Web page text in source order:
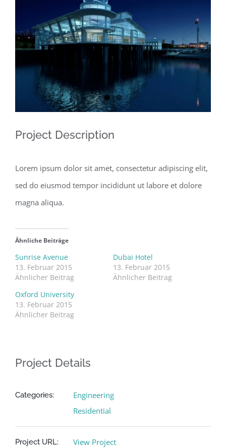
Project Description
Lorem ipsum dolor sit amet, consectetur adipiscing elit,
sed do eiusmod tempor incididunt ut labore et dolore
magna aliqua.
Ähnliche Beiträge
Sunrise Avenue
13. Februar 2015
Ähnlicher Beitrag
Dubai Hotel
13. Februar 2015
Ähnlicher Beitrag
Oxford University
13. Februar 2015
Ähnlicher Beitrag
Project Details
Categories:
Engineering
Residential
Project URL: View Project